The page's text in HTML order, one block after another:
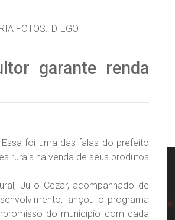
FOTOS:: DIEGO
garante renda
foi uma das falas do prefeito
rurais na venda de seus produtos
Júlio Cezar, acompanhado de
lançou o programa
do município com cada